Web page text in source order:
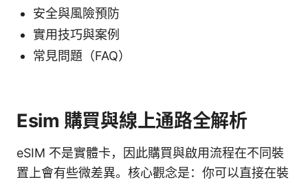
安全與風險預防
實用技巧與案例
常見問題（FAQ）
Esim 購買與線上通路全解析
eSIM 不是實體卡，因此購買與啟用流程在不同裝
置上會有些微差異。核心觀念是：你可以直接在裝